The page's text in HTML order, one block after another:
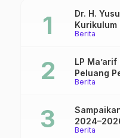
Berita
Dr. H.
Kurikulum
dalam
Berita
LP
Peluang
Lulusan
Berita